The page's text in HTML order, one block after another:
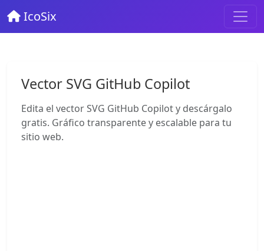
IcoSix
Vector SVG GitHub Copilot
Edita el vector SVG GitHub Copilot y descárgalo
gratis. Gráfico transparente y escalable para tu
sitio web.